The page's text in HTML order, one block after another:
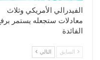
الفيدرالي الأمريكي وثلاث
معادلات ستجعله يستمر
الفائدة
السابق التالي